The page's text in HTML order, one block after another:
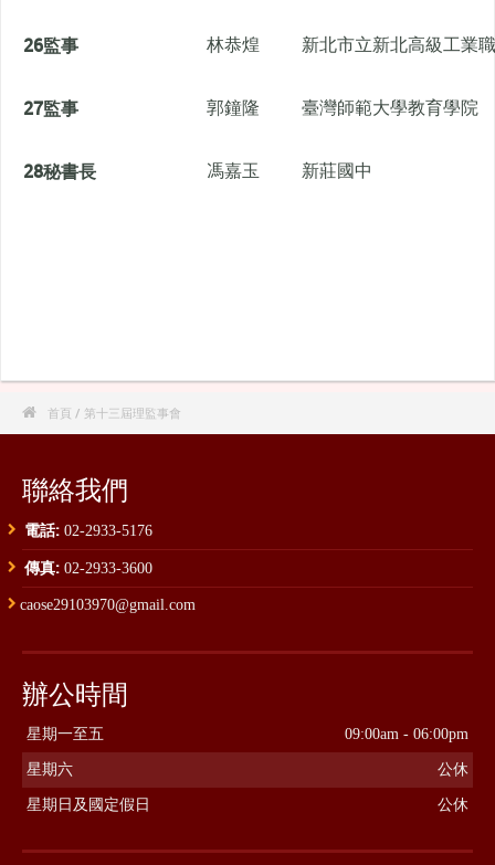
26監事 林恭煌 新北市立新北高級工業
27監事 郭鐘隆 臺灣師範大學教育學院
28秘書長 馮嘉玉 新莊國中
 首頁 / 第十三屆理監事會
聯絡我們
電話: 02-2933-5176
傳真: 02-2933-3600
caose29103970@gmail.com
辦公時間
星期一至五 09:00am - 06:00pm
星期六 公休
星期日及國定假日 公休